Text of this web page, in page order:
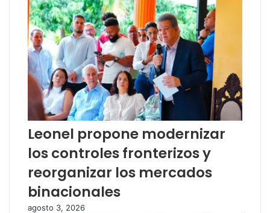
Leonel propone modernizar
los controles fronterizos y
reorganizar los mercados
binacionales
agosto 3, 2026